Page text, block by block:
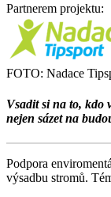
Partnerem projektu:
FOTO: Nadace
Vsadit si na to, kdo
nejen sázet na
Podpora
výsadbu stromů.